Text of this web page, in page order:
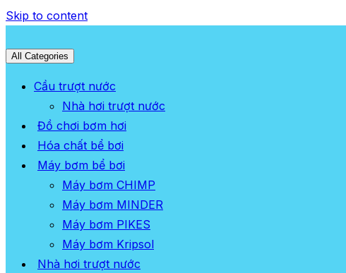
Skip to content
All Categories
Cầu trượt nước
Nhà hơi trượt nước
Đồ chơi bơm hơi
Hóa chất bể bơi
Máy bơm bể bơi
Máy bơm CHIMP
Máy bơm MINDER
Máy bơm PIKES
Máy bơm Kripsol
Nhà hơi trượt nước